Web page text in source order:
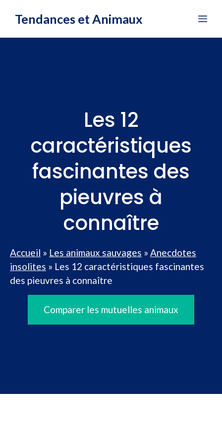
Tendances et Animaux
Les 12
caractéristiques
fascinantes des
pieuvres à
connaître
Accueil » Les animaux sauvages » Anecdotes
insolites » Les 12 caractéristiques fascinantes
des pieuvres à connaître
Comparer les mutuelles animaux